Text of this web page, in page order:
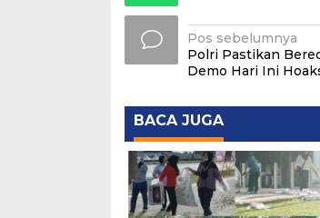
Navigasi
pos
Pos sebelumnya
Polri Pastikan
Demo Hari Ini
BACA JUGA